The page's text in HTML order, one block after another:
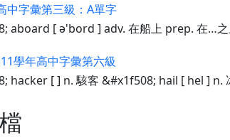
中字彙第三級：A單字
aboard [ ə'bord ] adv. 在船上 prep. 在…
學年高中字彙第六級
hacker [ ] n. 駭客 &#x1f508; hail [ hel ] n.